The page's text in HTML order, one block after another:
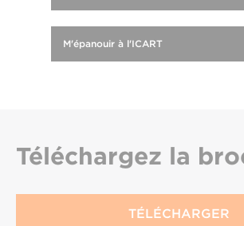
M'épanouir à l'ICART
Téléchargez la
TÉLÉCHARGER